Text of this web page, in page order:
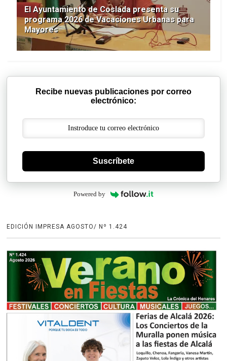
El Ayuntamiento de Coslada presenta su
programa 2026 de Vacaciones Urbanas para
Mayores
Recibe nuevas publicaciones por correo
electrónico:
Suscríbete
Powered by
EDICIÓN IMPRESA AGOSTO/ Nº 1.424